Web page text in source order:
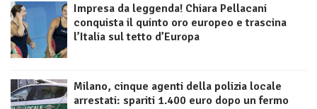
Impresa da leggenda! Chiara Pellacani
conquista il quinto oro europeo e trascina
l’Italia sul tetto d’Europa
Milano, cinque agenti della polizia locale
arrestati: spariti 1.400 euro dopo un fermo